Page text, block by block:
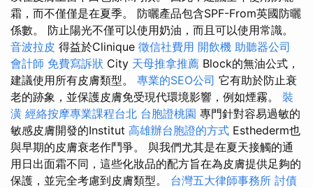
霜，而不僅僅是在夏季。 防曬產品包含SPF-From英國防曬
係數。 防止陽光不僅可以使用奶油，而且可以使用常識。
音波拉皮 得益於Clinique 徵信社費用 開飲機 助聽器公司
會計師 免費寫訴狀 City 天母推拿推薦 Block的無油公式，
建議使用所有皮膚類型。 專業的SEO公司 它有助於防止衰
老的跡象，並保護皮膚免受現代環境影響，例如煙霧。 裝
潢 經絡按摩專業課程台北 台胞證桃園 專門針對容易過敏的
敏感皮膚開發的Institut 高雄辦台胞證的方式 Esthederm也
與早期的皮膚衰老作鬥爭。 與我們尤其是在夏天接觸的通
用日出面霜不同，這些化妝品的配方旨在為皮膚提供足夠的
保護，並完全考慮到皮膚類型。 台灣五大律師事務所 討債